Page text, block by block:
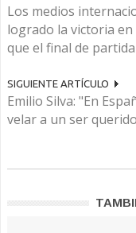
Los medios
logrado la victoria
que el final de
SIGUIENTE ARTÍCULO
Emilio Silva: "En
velar a un ser